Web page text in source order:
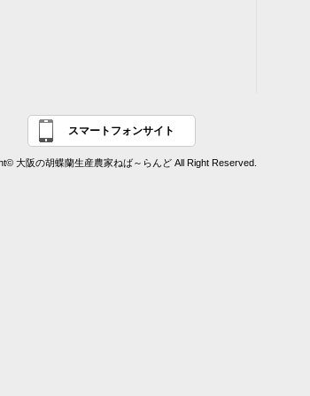
スマートフォンサイト
大阪の胡蝶蘭生産農家ねば～らんど All Right Reserved.